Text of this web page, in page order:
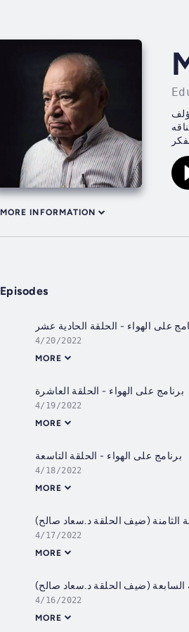
MORE INFORMATION
Episodes
على الهواء - الحلقة الحادية عشر
4/20/2022
MORE
برنامج على الهواء - الحلقة العاشرة
4/19/2022
MORE
برنامج على الهواء - الحلقة التاسعة
4/18/2022
MORE
الثامنة (ضيف الحلقة د.سعاد صالح)
4/17/2022
MORE
السابعة (ضيف الحلقة د.سعاد صالح)
4/16/2022
MORE